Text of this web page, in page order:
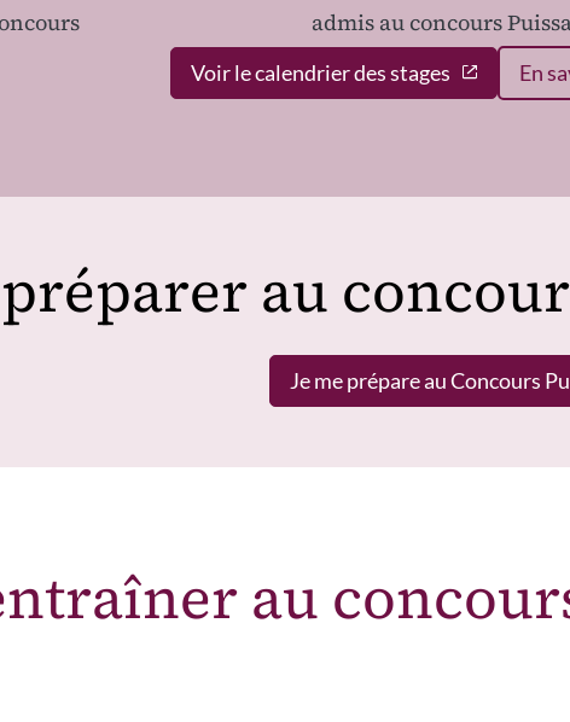
admis au concours
Voir le calendrier des stages En
préparer au
Je me prépare au Concours
au